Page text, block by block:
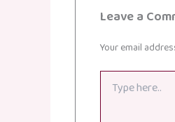
Leave a
Your email
here..